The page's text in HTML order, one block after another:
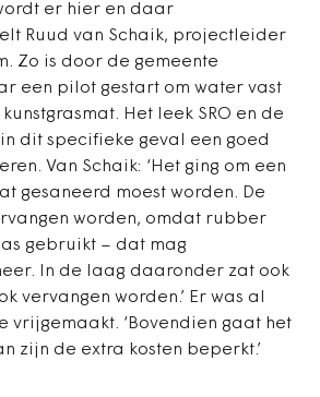
er hier en daar
Ruud van Schaik, projectleider
Zo is door de gemeente
een pilot gestart om water vast
Het leek SRO en de
dit specifieke geval een goed
Van Schaik: ‘Het ging om een
gesaneerd moest worden. De
worden, omdat rubber
gebruikt – dat mag
In de laag daaronder zat ook
vervangen worden.’ Er was al
vrijgemaakt. ‘Bovendien gaat het
zijn de extra kosten beperkt.’